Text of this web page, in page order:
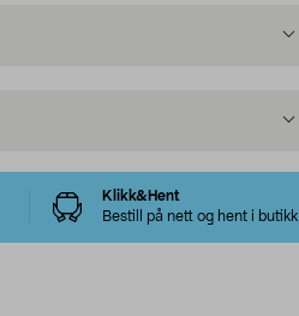
Klikk&Hent
Bestill på nett og hent i butikk